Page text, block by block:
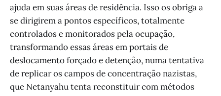
ajuda em suas áreas de residência. Isso os obriga a
se dirigirem a pontos específicos, totalmente
controlados e monitorados pela ocupação,
transformando essas áreas em portais de
deslocamento forçado e detenção, numa tentativa
de replicar os campos de concentração nazistas,
que Netanyahu tenta reconstituir com métodos